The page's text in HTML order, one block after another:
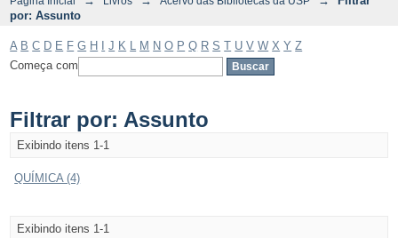
por: Assunto
A B C D E F G H J K M N O P Q R S T U V W X Y Z
Começa com
Filtrar por: Assunto
Exibindo itens 1-1
QUÍMICA (4)
Exibindo itens 1-1